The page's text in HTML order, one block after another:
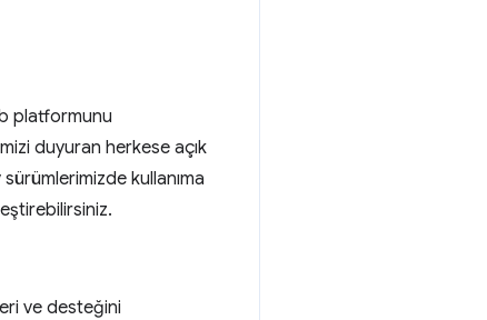
platformunu
duyuran herkese açık
kullanıma
ve desteğini